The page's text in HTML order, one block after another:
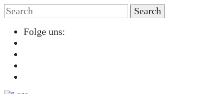
Folge uns: